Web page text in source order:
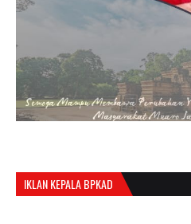
IKLAN KEPALA BPKAD